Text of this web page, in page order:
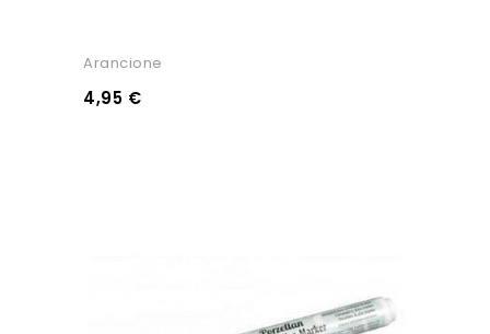
Arancione
4,95 €